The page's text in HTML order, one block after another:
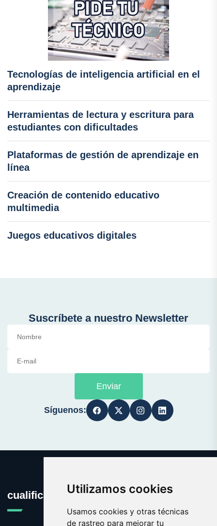
Utilizamos cookies
Usamos cookies y otras técnicas
de rastreo para mejorar tu
Tecnologías de inteligencia artificial en el
aprendizaje
Herramientas de lectura y escritura para
estudiantes con dificultades
Plataformas de gestión de aprendizaje en
línea
Creación de contenido educativo
multimedia
Juegos educativos digitales
Suscríbete a nuestro Newsletter
Enviar
Síguenos:
cualificacion.es